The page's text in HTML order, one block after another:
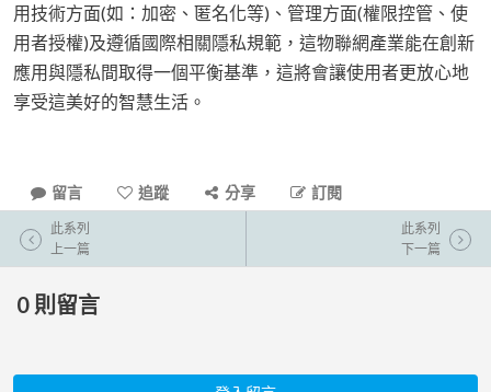
用技術方面(如：加密、匿名化等)、管理方面(權限控管、使
用者授權)及遵循國際相關隱私規範，這物聯網產業能在創新
應用與隱私間取得一個平衡基準，這將會讓使用者更放心地
享受這美好的智慧生活。
留言 追蹤 分享 訂閱
此系列
上一篇
此系列
下一篇
0 則留言